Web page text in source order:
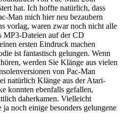
hat. Ich hoffte natürlich, dass
Man mich hier neu bezaubern
vorlag, waren zwar noch nicht alle
MP3-Dateien auf der CD
ersten Eindruck machen
ist fantastisch gelungen. Wenn
werden Sie Klänge aus vielen
von Pac-Man
natürlich Klänge aus der Atari-
konnten ebenfalls gefallen,
daherkamen. Vielleicht
noch einige besonders gelungene